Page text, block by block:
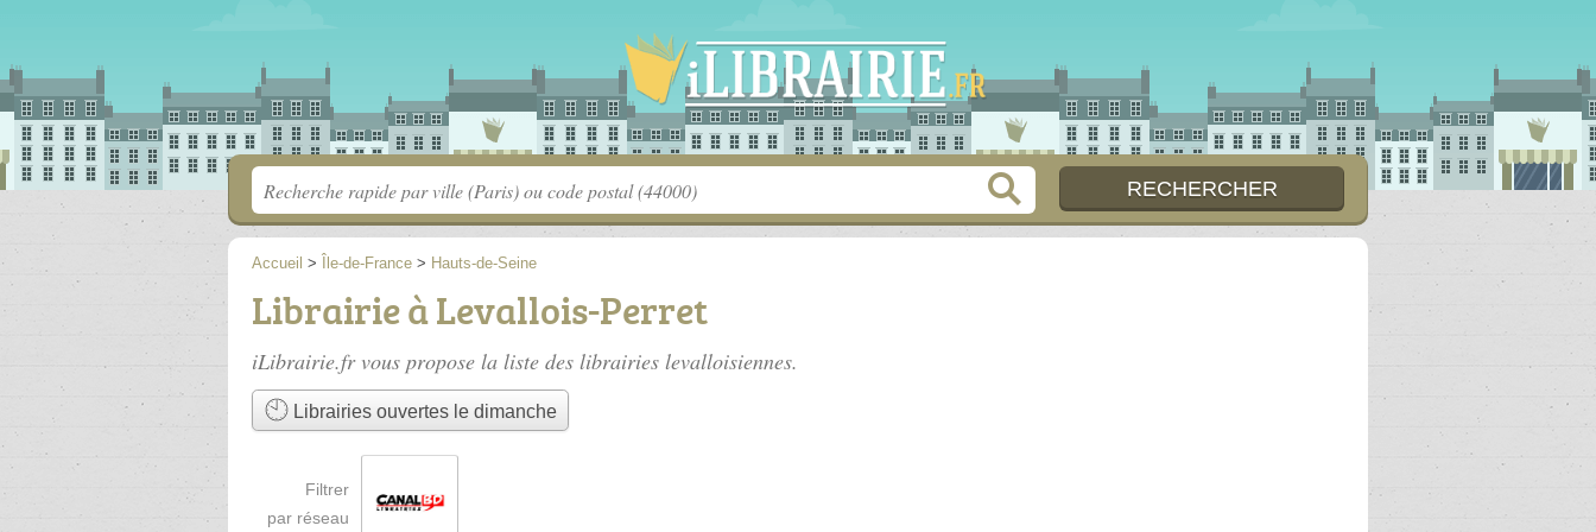
Accueil > Île-de-France > Hauts-de-Seine
Librairie à Levallois-Perret
iLibrairie.fr vous propose la liste des librairies levalloisiennes.
Librairies ouvertes le dimanche
Filtrer
par réseau